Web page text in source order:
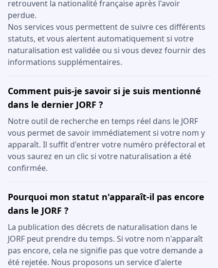
retrouvent la nationalité française après l'avoir
perdue.
Nos services vous permettent de suivre ces différents
statuts, et vous alertent automatiquement si votre
naturalisation est validée ou si vous devez fournir des
informations supplémentaires.
Comment puis-je savoir si je suis mentionné
dans le dernier JORF ?
Notre outil de recherche en temps réel dans le JORF
vous permet de savoir immédiatement si votre nom y
apparaît. Il suffit d'entrer votre numéro préfectoral et
vous saurez en un clic si votre naturalisation a été
confirmée.
Pourquoi mon statut n'apparaît-il pas encore
dans le JORF ?
La publication des décrets de naturalisation dans le
JORF peut prendre du temps. Si votre nom n'apparaît
pas encore, cela ne signifie pas que votre demande a
été rejetée. Nous proposons un service d'alerte